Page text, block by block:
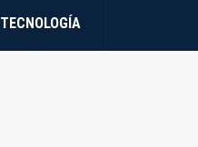
TECNOLOGÍA